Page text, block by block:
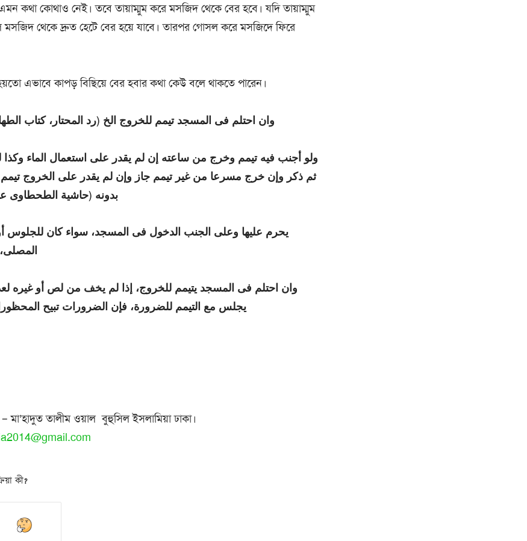
কথা কোথাও নেই। তবে তায়াম্মুম করে মসজিদ থেকে বের হবে। যদি তায়াম্মুম
মসজিদ থেকে দ্রুত হেটে বের হয়ে যাবে। তারপর গোসল করে মসজিদে ফিরে
এভাবে কাপড় বিছিয়ে বের হবার কথা কেউ বলে থাকতে পারেন।
وان احتلم فى المسجد تيمم للخروج الخ (رد المحتار، كتاب الطهارة،
ولو أجنب فيه تيمم وخرج من ساعته إن لم يقدر على استعمال الماء وكذا
ثم ذكر وإن خرج مسرعا من غير تيمم جاز وإن لم يقدر على الخروج تيمم
بدونه (حاشية الطحطاوى
يحرم عليها وعلى الجنب الدخول فى المسجد، سواء كان للجلوس
المصلى،
وان احتلم فى المسجد يتيمم للخروج، إذا لم يخف من لص أو غيره
يجلس مع التيمم للضرورة، فإن الضرورات تبيح
মা’হাদুত তালীম ওয়াল বুহুসিল ইসলামিয়া ঢাকা।
কী?